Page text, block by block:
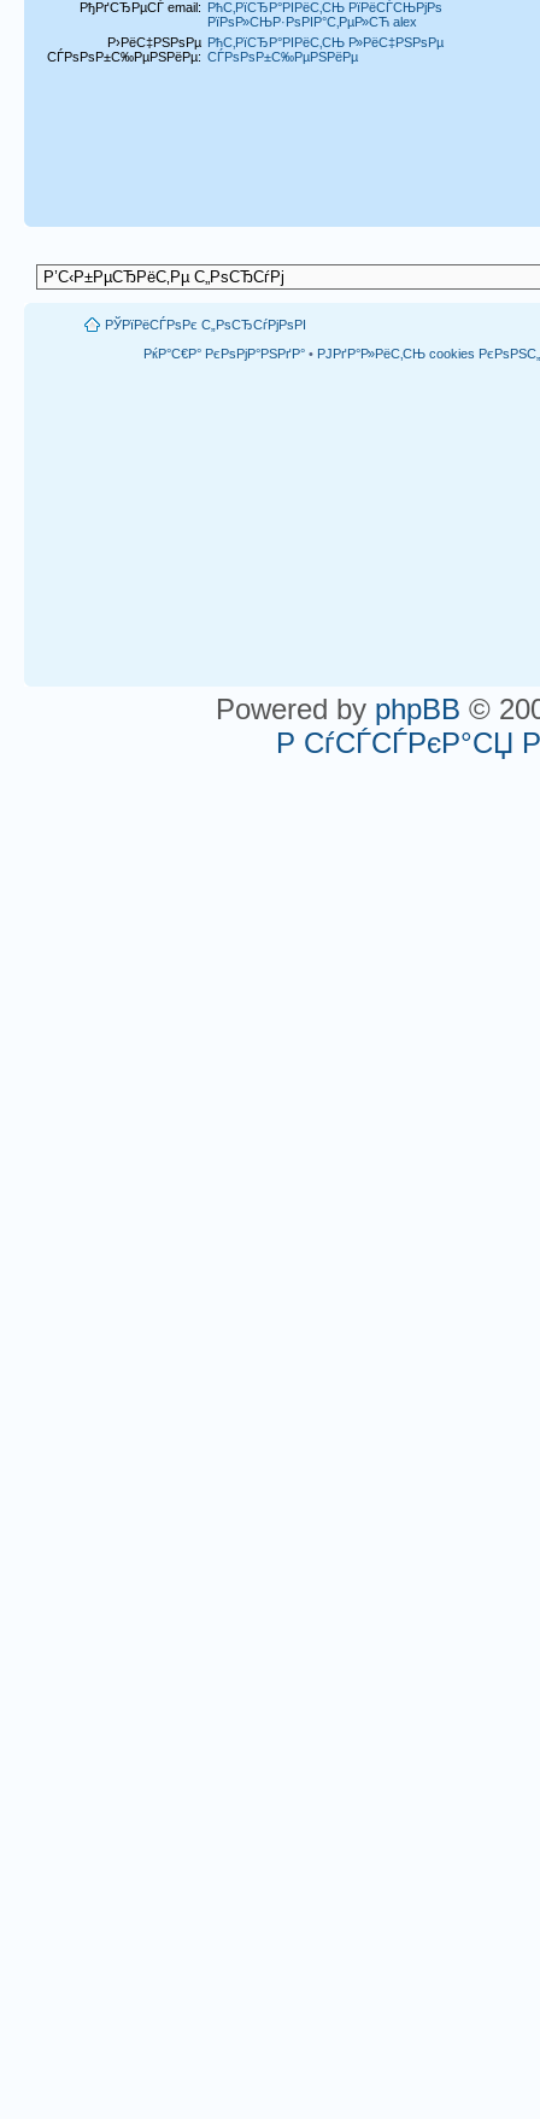
РђРґСЂРµСЃ email: РћС‚РїСЂР°РІРёС‚СЊ РїРёСЃСЊРјРѕ
РїРѕР»СЊР·РѕРІР°С‚РµР»СЋ alex
Р›РёС‡РЅРѕРµ
СЃРѕРѕР±С‰РµРЅРёРµ:
РћС‚РїСЂР°РІРёС‚СЊ Р»РёС‡РЅРѕРµ
СЃРѕРѕР±С‰РµРЅРёРµ
РЎРїРёСЃРѕРє С„РѕСЂСѓРјРѕРІ
РќР°С€Р° РєРѕРјР°РЅРґР° • РЈРґР°Р»РёС‚СЊ cookies
Powered by phpBB ©
Р СѓСЃСЃРєР°СЏ